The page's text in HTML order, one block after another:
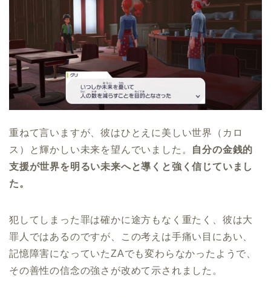
重ねて言いますが、彼はひとえに美しい世界（カロ
ス）と輝かしい未来を望んでいました。 自分の金銭的
支援が世界を明るい未来へと導くと強く信じていまし
た。
犯してしまった罪は確かに途方もなく重たく、彼は大
罪人ではあるのですが、この考えは手痛い目にあい、
記憶障害になっていたZAでも変わらなかったようで、
その善性の信念の強さが改めて示されました。